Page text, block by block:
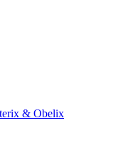
& Obelix